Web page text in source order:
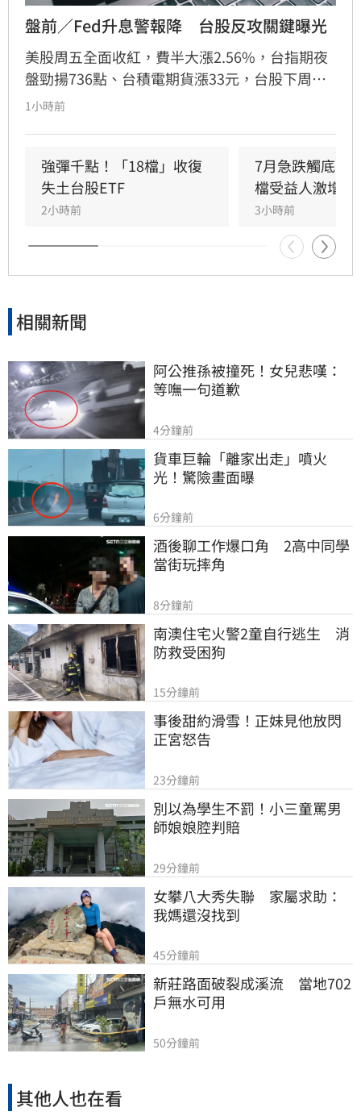
盤前／Fed升息警報降　台股反攻關鍵曝光
美股周五全面收紅，費半大漲2.56%，台指期夜
盤勁揚736點、台積電期貨漲33元，台股下周一
（10日）反攻氣勢升溫。美股4大指數全面收
幅0.62%，收7,757.64點，再創歷史新高；那斯
達克指數勁揚351.21點、漲幅1.33%，收
26,690.62點；費城半導體指數表現最強，大漲
308.1點、漲幅2.56%，收12,356.79點，科技及
半導體股重新成為多頭主力。
1小時前
強彈千點！「18檔」收復
失土台股ETF
2小時前
7月急跌觸底　
檔受益人激增！
3小時前
相關新聞
阿公推孫被撞死！女兒悲嘆：
等嘸一句道歉
4分鐘前
貨車巨輪「離家出走」噴火
光！驚險畫面曝
6分鐘前
酒後聊工作爆口角　2高中同學
當街玩摔角
8分鐘前
南澳住宅火警2童自行逃生　消
防救受困狗
15分鐘前
事後甜約滑雪！正妹見他放閃
正宮怒告
23分鐘前
別以為學生不罰！小三童罵男
師娘娘腔判賠
29分鐘前
女攀八大秀失聯　家屬求助：
我媽還沒找到
45分鐘前
新莊路面破裂成溪流　當地702
戶無水可用
50分鐘前
其他人也在看